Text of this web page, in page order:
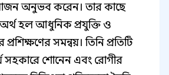
অনুভব করেন। তার কাছে
অর্থ হল আধুনিক প্রযুক্তি ও
সমন্বয়। তিনি প্রতিটি
সহকারে শোনেন এবং রোগীর